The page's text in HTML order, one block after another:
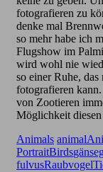
fotografieren zu
denke mal
so mehr habe ich
Flugshow im
wird wohl nie
so einer Ruhe,
fotografieren
von Zootieren
Möglichkeit
Animals animal
PortraitBirds
fulvusRaubvogel